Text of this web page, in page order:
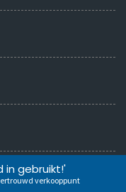
in gebruikt!'
verkooppunt